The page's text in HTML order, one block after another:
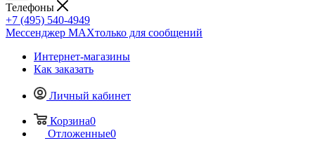
Телефоны
+7 (495) 540-4949
Мессенджер МАХтолько для сообщений
Интернет-магазины
Как заказать
Личный кабинет
Корзина0
Отложенные0